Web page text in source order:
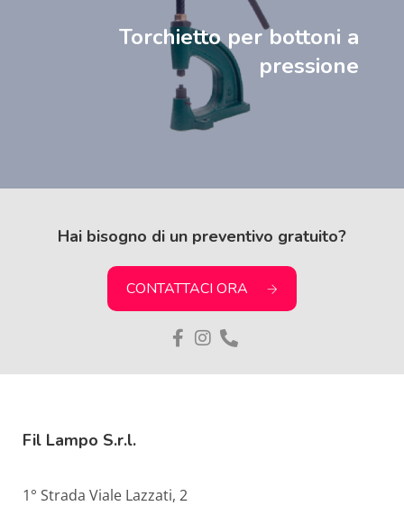
Torchietto per bottoni a
pressione
Hai bisogno di un preventivo gratuito?
CONTATTACI ORA
Fil Lampo S.r.l.
1° Strada Viale Lazzati, 2